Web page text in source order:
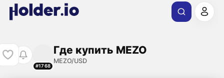
#1768
Где купить MEZO
MEZO/USD